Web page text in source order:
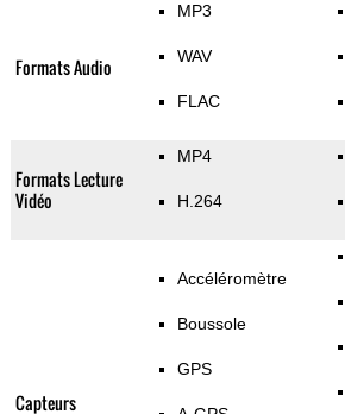
Formats Audio
MP3
WAV
FLAC
Formats Lecture
Vidéo
MP4
H.264
Capteurs
Accéléromètre
Boussole
GPS